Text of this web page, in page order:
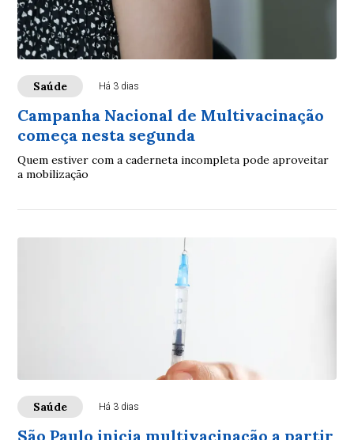
Saúde Há 3 dias
Campanha Nacional de Multivacinação
começa nesta segunda
Quem estiver com a caderneta incompleta pode aproveitar
a mobilização
Saúde Há 3 dias
São Paulo inicia multivacinação a partir